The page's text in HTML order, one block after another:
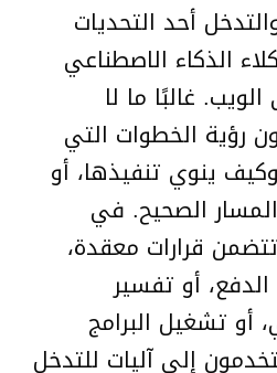
أحد التحديات
الذكاء الاصطناعي
غالبًا ما لا
رؤية الخطوات التي
ينوي تنفيذها، أو
الصحيح. في
قرارات معقدة،
أو تفسير
أو تشغيل البرامج
إلى آليات للتدخل